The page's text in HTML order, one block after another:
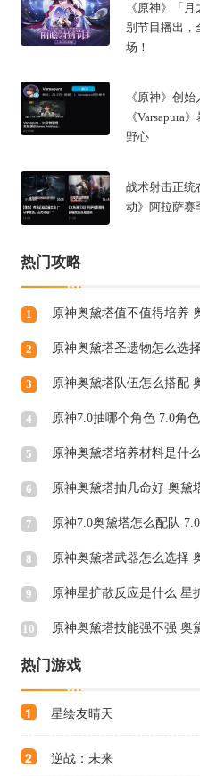
《原神》「
别节目播出，
场！
《原神》创始
《Varsapura
野心
战术射击正统
动》阿拉萨赛
热门攻略
1
2
3
4 原神7.0抽哪个角色 7.0角
5
6 原神奥黛塔抽几命好 奥黛
7 原神7.0奥黛塔怎么配队
8
9
10
热门游戏
1 星绘友晴天
2 逆战：未来